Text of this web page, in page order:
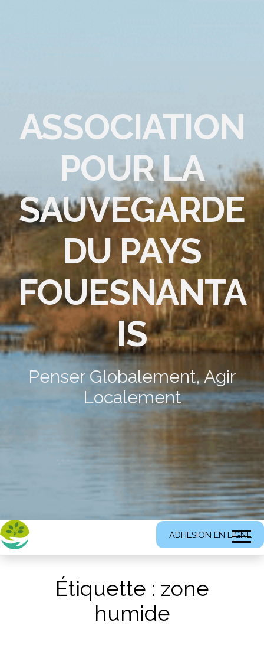
ASSOCIATION
POUR LA
SAUVEGARDE
DU PAYS
FOUESNANTA
IS
Penser Globalement, Agir
Localement
ADHESION EN LIGNE
Étiquette : zone
humide